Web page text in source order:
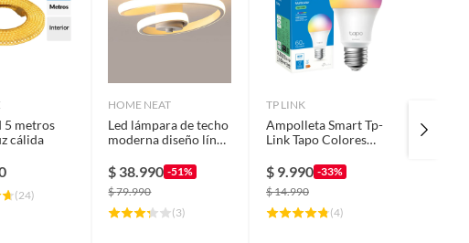
5 metros
cálida
(24)
HOME NEAT
Led lámpara de techo
moderna diseño línea
Blanco
$ 38.990 -51%
$79.990
(3)
TP LINK
Ampolleta Smart Tp-
Link Tapo Colores
Alexa
$ 9.990 -33%
$14.990
(4)
Letra C
22cm